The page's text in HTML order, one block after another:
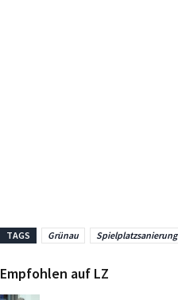
TAGS Grünau Spielplatzsanierung
Empfohlen auf LZ